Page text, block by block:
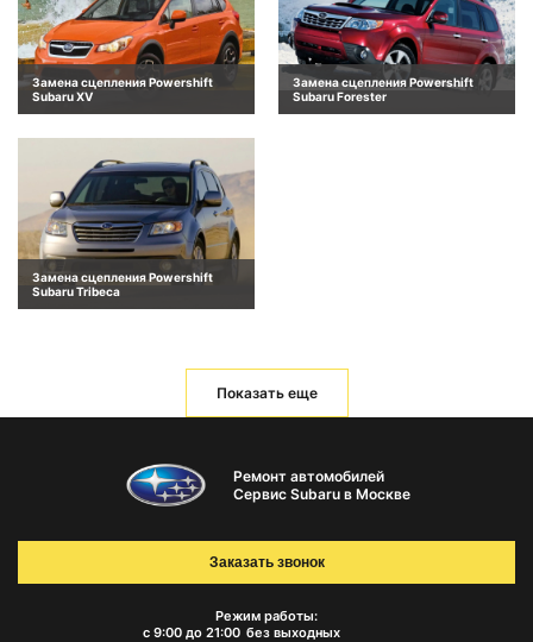
Замена сцепления Powershift
Subaru XV
Замена сцепления Powershift
Subaru Forester
Замена сцепления Powershift
Subaru Tribeca
Показать еще
Ремонт автомобилей
Сервис Subaru в Москве
Режим работы:
с 9:00 до 21:00 без выходных
Заказать звонок